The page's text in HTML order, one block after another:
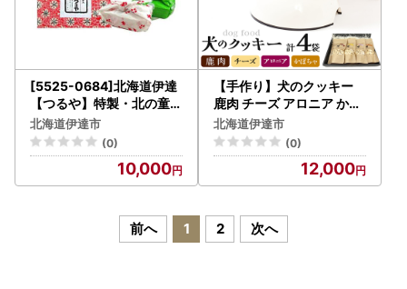
[5525-0684]北海道伊達
【つるや】特製・北の童(
わらんべ)もち15個セット
北海道伊達市
(0)
10,000
【手作り】犬のクッキー
鹿肉 チーズ アロニア かぼ
ちゃ 各1袋（計4袋）セッ
ト 犬のおやつ【農福連携
】【dti-002】北海道 伊
フード
北海道伊達市
(0)
12,000
前へ 1 2 次へ